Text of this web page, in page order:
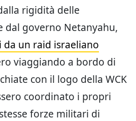
rigidità delle
dal governo Netanyahu,
da un raid israeliano
viaggiando a bordo di
con il logo della WCK
coordinato i propri
forze militari di